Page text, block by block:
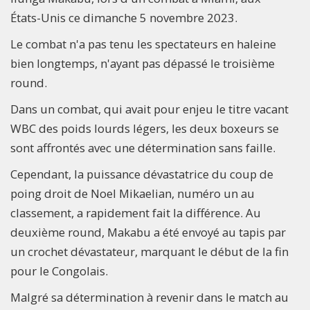
États-Unis ce dimanche 5 novembre 2023.
Le combat n'a pas tenu les spectateurs en haleine
bien longtemps, n'ayant pas dépassé le troisième
round.
Dans un combat, qui avait pour enjeu le titre vacant
WBC des poids lourds légers, les deux boxeurs se
sont affrontés avec une détermination sans faille.
Cependant, la puissance dévastatrice du coup de
poing droit de Noel Mikaelian, numéro un au
classement, a rapidement fait la différence. Au
deuxième round, Makabu a été envoyé au tapis par
un crochet dévastateur, marquant le début de la fin
pour le Congolais.
Malgré sa détermination à revenir dans le match au